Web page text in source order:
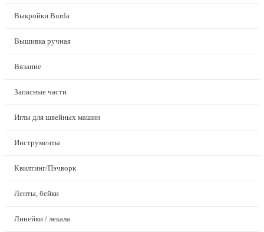
Выкройки Burda
Вышивка ручная
Вязание
Запасные части
Иглы для швейных машин
Инструменты
Квилтинг/Пэчворк
Ленты, бейки
Линейки / лекала